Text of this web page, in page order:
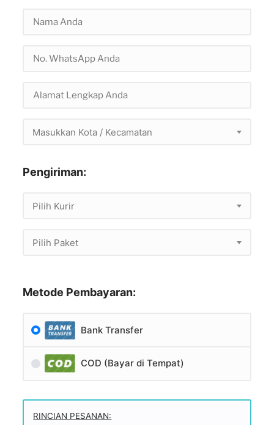
Masukkan Kota / Kecamatan
Pengiriman:
Pilih Kurir
Pilih Paket
Metode Pembayaran:
Bank Transfer
COD (Bayar di Tempat)
RINCIAN PESANAN: